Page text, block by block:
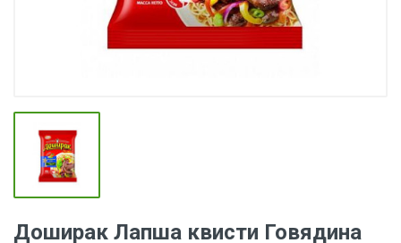
Доширак Лапша квисти Говядина